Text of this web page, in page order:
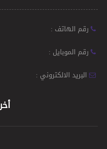
رقم الهاتف :
رقم الموبايل :
البريد الالكتروني :